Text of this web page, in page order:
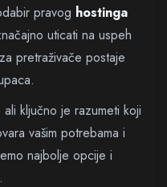
pravog hostinga
uticati na uspeh
pretraživače postaje
ključno je razumeti koji
vašim potrebama i
najbolje opcije i